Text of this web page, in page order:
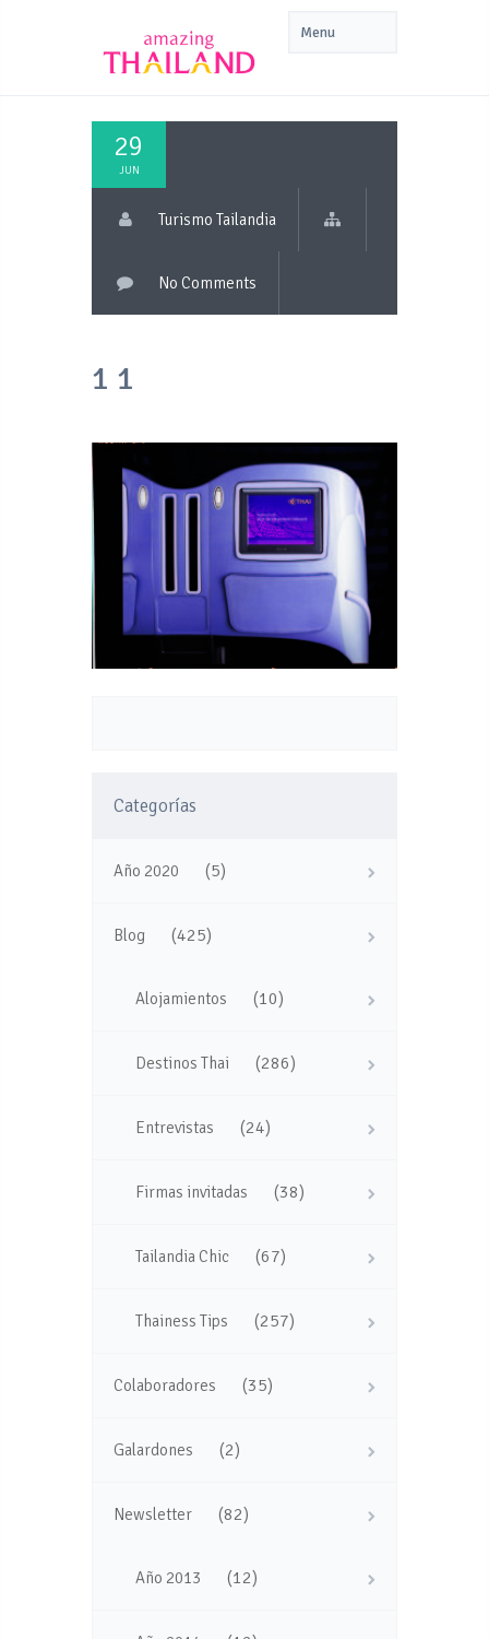
29
JUN
Turismo Tailandia
No Comments
1 1
Categorías
Año 2020 (5)
Blog (425)
Alojamientos (10)
Destinos Thai (286)
Entrevistas (24)
Firmas invitadas (38)
Tailandia Chic (67)
Thainess Tips (257)
Colaboradores (35)
Galardones (2)
Newsletter (82)
Año 2013 (12)